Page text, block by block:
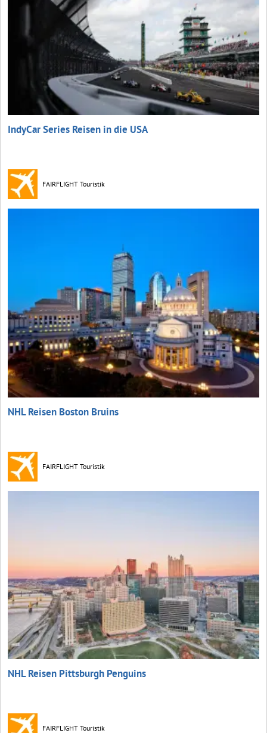
IndyCar Series Reisen in die USA
FAIRFLIGHT Touristik
NHL Reisen Boston Bruins
FAIRFLIGHT Touristik
NHL Reisen Pittsburgh Penguins
FAIRFLIGHT Touristik